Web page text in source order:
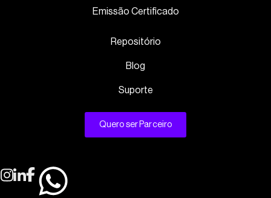
Emissão Certificado
Repositório
Blog
Suporte
Quero ser Parceiro